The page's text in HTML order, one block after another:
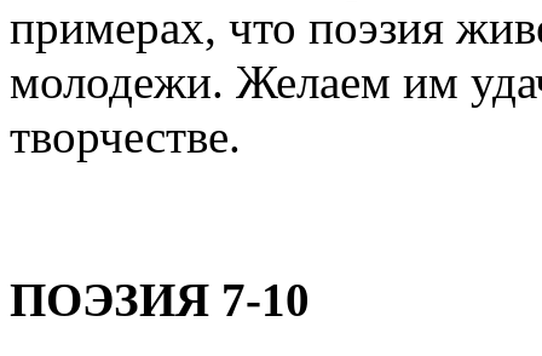
примерах, что поэзия
молодежи. Желаем им
творчестве.
ПОЭЗИЯ 7-10